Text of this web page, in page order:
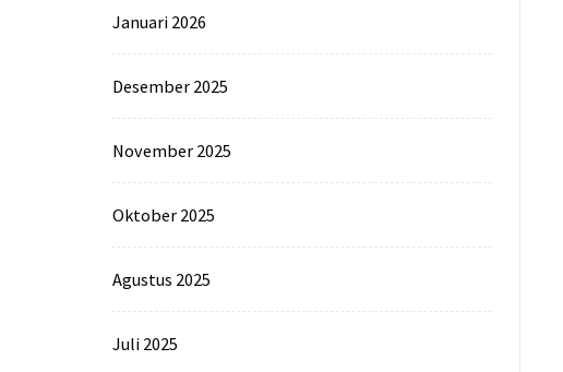
Januari 2026
Desember 2025
November 2025
Oktober 2025
Agustus 2025
Juli 2025